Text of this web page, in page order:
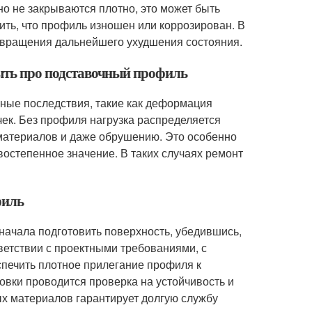
не закрываются плотно, это может быть
что профиль изношен или коррозирован. В
дальнейшего ухудшения состояния.
про подставочный профиль
последствия, такие как деформация
Без профиля нагрузка распределяется
и даже обрушению. Это особенно
значение. В таких случаях ремонт
подготовить поверхность, убедившись,
с проектными требованиями, с
плотное прилегание профиля к
проводится проверка на устойчивость и
гарантирует долгую службу